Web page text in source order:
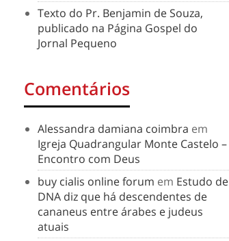
Texto do Pr. Benjamin de Souza,
publicado na Página Gospel do
Jornal Pequeno
Comentários
Alessandra damiana coimbra em
Igreja Quadrangular Monte Castelo –
Encontro com Deus
buy cialis online forum em Estudo de
DNA diz que há descendentes de
cananeus entre árabes e judeus
atuais